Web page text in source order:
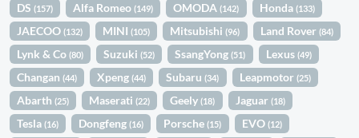
DS(157) Alfa Romeo(149) OMODA(142) Honda (133)
JAECOO(132) MINI(105) Mitsubishi(96) Land Rover (84)
Lynk & Co(80) Suzuki(52) SsangYong(51) Lexus (49)
Changan(44) Xpeng(44) Subaru(34) Leapmotor (25)
Abarth(25) Maserati(22) Geely(18) Jaguar (18)
Tesla(16) Dongfeng(16) Porsche(15) EVO (12)